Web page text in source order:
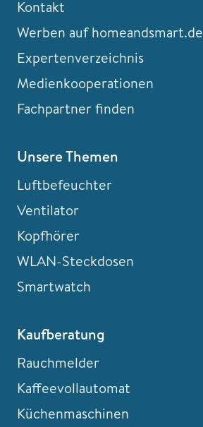
Kontakt
Werben auf homeandsmart.de
Expertenverzeichnis
Medienkooperationen
Fachpartner finden
Unsere Themen
Luftbefeuchter
Ventilator
Kopfhörer
WLAN-Steckdosen
Smartwatch
Kaufberatung
Rauchmelder
Kaffeevollautomat
Küchenmaschinen